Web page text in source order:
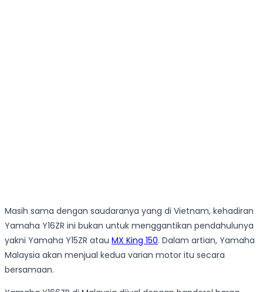
Masih sama dengan saudaranya yang di Vietnam, kehadiran
Yamaha Y16ZR ini bukan untuk menggantikan pendahulunya
yakni Yamaha Y15ZR atau MX King 150. Dalam artian, Yamaha
Malaysia akan menjual kedua varian motor itu secara
bersamaan.